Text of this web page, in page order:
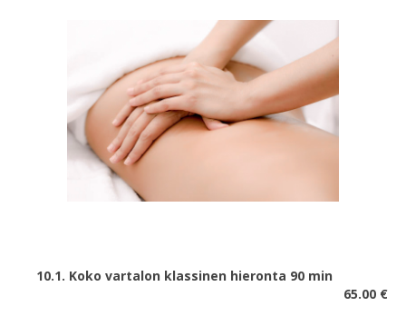
10.1. Koko vartalon klassinen hieronta 90 min
65.00 €